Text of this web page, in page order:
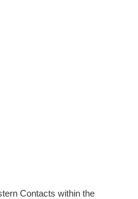
Contacts within the